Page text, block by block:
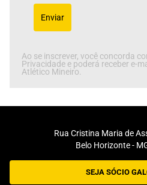
Enviar
Ao se inscrever, você concorda
Privacidade e poderá receber e-
Atlético Mineiro.
Rua Cristina Maria de
Belo Horizonte -
SEJA SÓCIO